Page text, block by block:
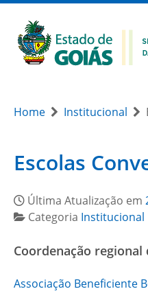
Home Institucional
Escolas
Última Atualização em
Categoria Institucional
Coordenação regional
Associação Beneficiente